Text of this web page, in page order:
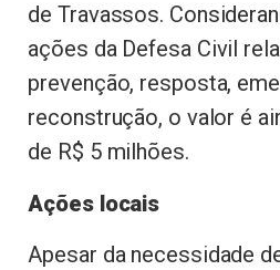
de Travassos.
ações da Defesa Civil
prevenção, resposta,
reconstrução, o valor é
de R$ 5 milhões.
Ações locais
Apesar da necessidade